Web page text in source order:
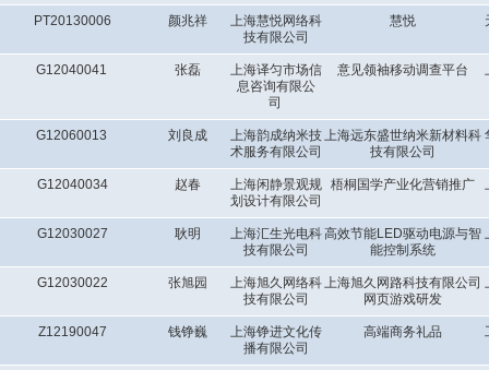
PT20130006 颜兆祥
上海慧悦网络科
技有限公司
慧悦
G12040041 张磊
上海译匀市场信
息咨询有限公
司
意见领袖移动调查平台
G12060013 刘良成
上海韵成纳米技
术服务有限公司
上海远东盛世纳米新材料科
技有限公司
G12040034 赵春
上海闲静景观规
划设计有限公司
梧桐国学产业化营销推广
G12030027 耿明
上海汇生光电科
技有限公司
高效节能LED驱动电源与智
能控制系统
G12030022 张旭园
上海旭久网络科
技有限公司
上海旭久网路科技有限公司
网页游戏研发
Z12190047 钱铮巍
上海铮进文化传
播有限公司
高端商务礼品